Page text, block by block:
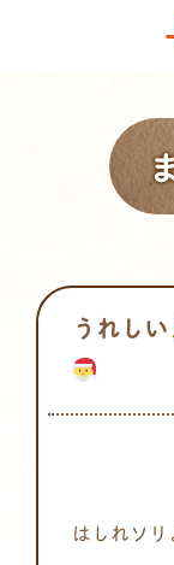
うれしい
はしれソリ